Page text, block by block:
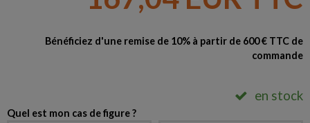
Bénéficiez d'une remise de 10% à partir de 600 € TTC de
commande
en stock
Quel est mon cas de figure ?